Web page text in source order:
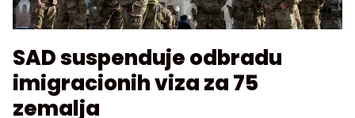
SAD suspenduje odbradu
imigracionih viza za 75
zemalja